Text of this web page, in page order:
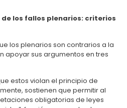
los fallos plenarios: criterios
los plenarios son contrarios a la
apoyar sus argumentos en tres
estos violan el principio de
sostienen que permitir al
obligatorias de leyes